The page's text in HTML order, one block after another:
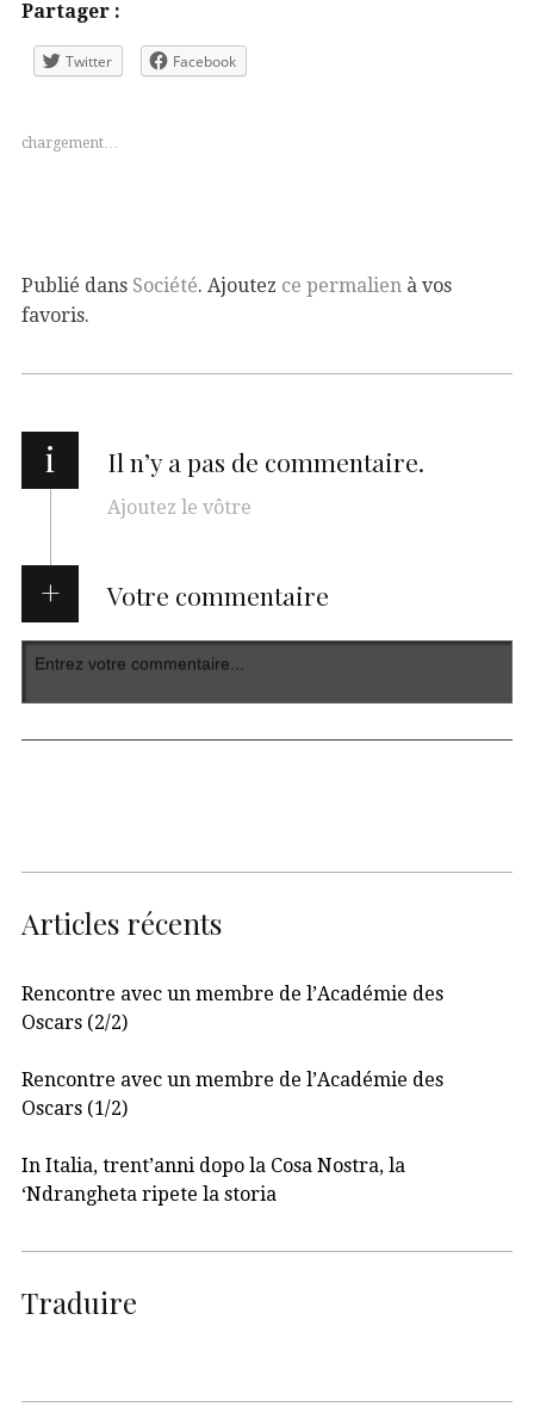
Partager :
Twitter Facebook
chargement…
Publié dans Société. Ajoutez ce permalien à vos
favoris.
i Il n’y a pas de commentaire.
Ajoutez le vôtre
Votre commentaire
Articles récents
Rencontre avec un membre de l’Académie des
Oscars (2/2)
Rencontre avec un membre de l’Académie des
Oscars (1/2)
In Italia, trent’anni dopo la Cosa Nostra, la
‘Ndrangheta ripete la storia
Traduire